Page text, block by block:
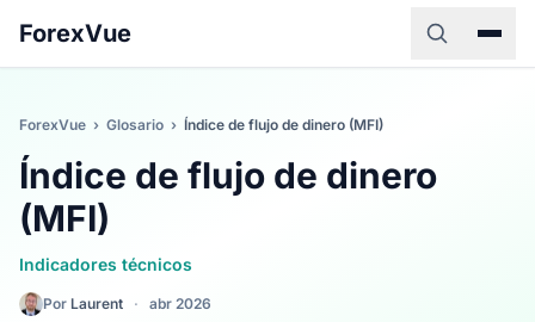
ForexVue
ForexVue › Glosario › Índice de flujo de dinero (MFI)
Índice de flujo de dinero
(MFI)
Indicadores técnicos
Por Laurent · abr 2026